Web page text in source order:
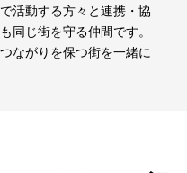
活動する方々と連携・協
同じ街を守る仲間です。
ながりを保つ街を一緒に